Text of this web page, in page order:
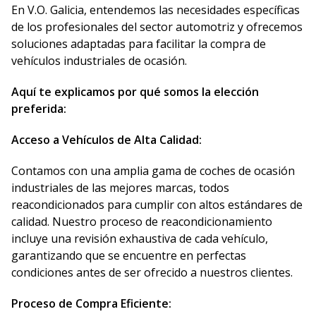
En V.O. Galicia, entendemos las necesidades específicas
de los profesionales del sector automotriz y ofrecemos
soluciones adaptadas para facilitar la compra de
vehículos industriales de ocasión.
Aquí te explicamos por qué somos la elección
preferida:
Acceso a Vehículos de Alta Calidad:
Contamos con una amplia gama de coches de ocasión
industriales de las mejores marcas, todos
reacondicionados para cumplir con altos estándares de
calidad. Nuestro proceso de reacondicionamiento
incluye una revisión exhaustiva de cada vehículo,
garantizando que se encuentre en perfectas
condiciones antes de ser ofrecido a nuestros clientes.
Proceso de Compra Eficiente: